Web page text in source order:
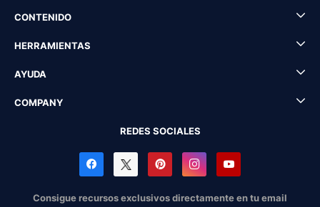
CONTENIDO
HERRAMIENTAS
AYUDA
COMPANY
REDES SOCIALES
Consigue recursos exclusivos directamente en tu email